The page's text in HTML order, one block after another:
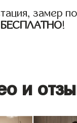
замер
БЕСПЛАТНО!
и